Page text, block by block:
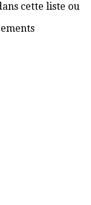
cette liste ou